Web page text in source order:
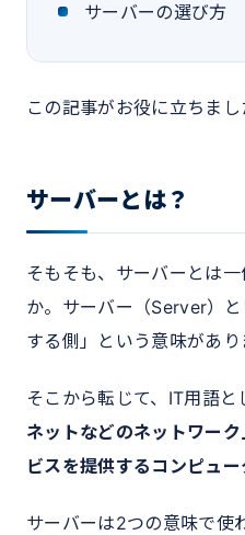
サーバーの選び方
この記事がお役に立ちまし
サーバーとは？
そもそも、サーバーとは
か。サーバー（Server）
する側」という意味があり
そこから転じて、IT用語と
ネットなどのネットワー
ビスを提供するコンピュー
サーバーは2つの意味で使